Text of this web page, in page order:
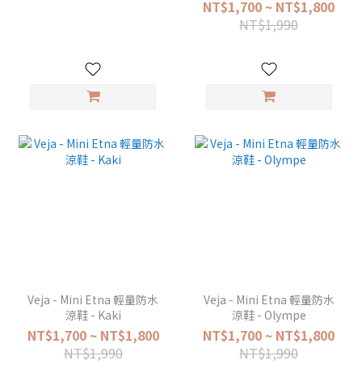
NT$1,700 ~ NT$1,800
NT$1,990
Veja - Mini Etna 輕量防水
涼鞋 - Kaki
NT$1,700 ~ NT$1,800
NT$1,990
Veja - Mini Etna 輕量防水
涼鞋 - Olympe
NT$1,700 ~ NT$1,800
NT$1,990